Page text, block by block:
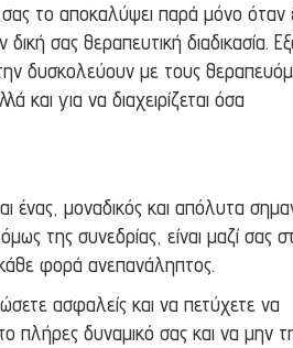
το αποκαλύψει παρά μόνο όταν
σας θεραπευτική διαδικασία.
δυσκολεύουν με τους
και για να διαχειρίζεται όσα
ένας, μοναδικός και απόλυτα
της συνεδρίας, είναι μαζί σας
κάθε φορά ανεπανάληπτος.
ασφαλείς και να πετύχετε να
πλήρες δυναμικό σας και να μην